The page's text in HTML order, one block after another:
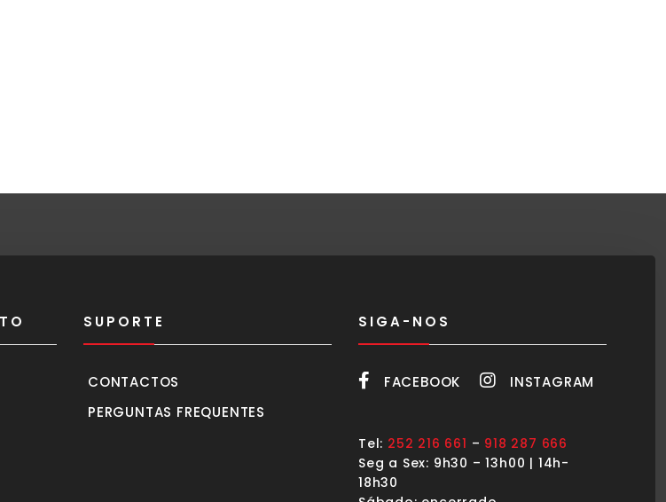
SUPORTE
CONTACTOS
PERGUNTAS FREQUENTES
SIGA-NOS
FACEBOOK INSTAGRAM
Tel: 252 216 661 – 918 287 666
Seg a Sex: 9h30 – 13h00 | 14h-
18h30